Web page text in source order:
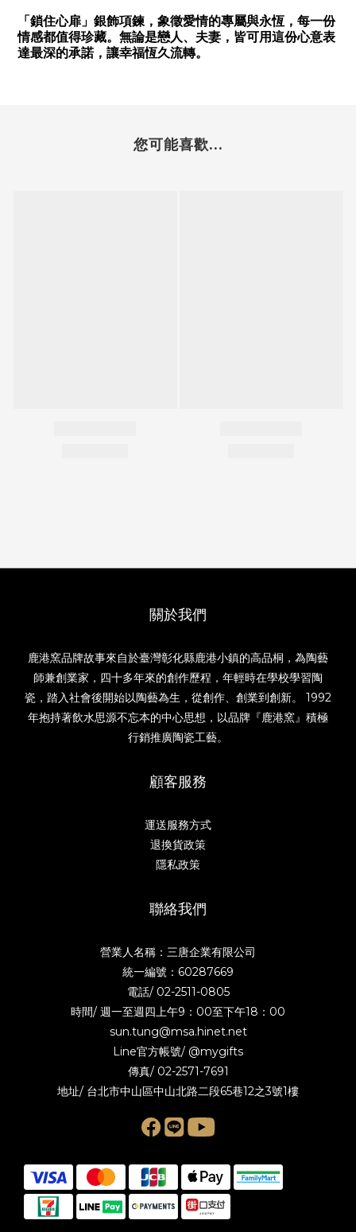
「鎖住心扉」銀飾項鍊，象徵愛情的專屬與永恆，每一份
情感都值得珍藏。無論是戀人、夫妻，皆可用這份心意表
達最深的承諾，讓幸福恆久流轉。
您可能喜歡...
關於我們
鹿港窯品牌故事來自於臺灣彰化縣鹿港小鎮的高品桐，為陶藝
師兼創業家，四十多年來的創作歷程，年輕時在學校學習陶
瓷，踏入社會後開始以陶藝為生，從創作、創業到創新。 1992
年抱持著飲水思源不忘本的中心思想，以品牌『鹿港窯』積極
行銷推廣陶瓷工藝。
顧客服務
運送服務方式
退換貨政策
隱私政策
聯絡我們
營業人名稱：三唐企業有限公司
統一編號：60287669
電話/ 02-2511-0805
時間/ 週一至週四上午9：00至下午18：00
sun.tung@msa.hinet.net
Line官方帳號/ @mygifts
傳真/ 02-2571-7691
地址/ 台北市中山區中山北路二段65巷12之3號1樓